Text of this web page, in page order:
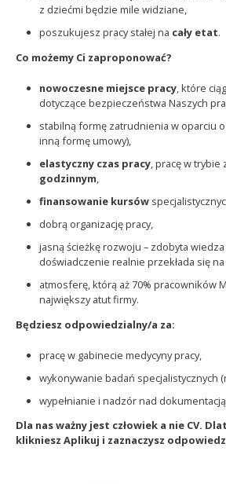
z dziećmi będzie mile widziane,
poszukujesz pracy stałej na cały etat.
Co możemy Ci zaproponować?
nowoczesne miejsce pracy, które
dotyczące bezpieczeństwa Naszych
stabilną formę zatrudnienia w oparciu o
inną formę umowy),
elastyczny czas pracy, pracę w trybie
godzinnym,
finansowanie kursów
dobrą organizację pracy,
jasną ścieżkę rozwoju – zdobyta wiedza
doświadczenie realnie przekłada się
atmosferę, którą aż 70% pracowników
największy atut firmy.
Będziesz odpowiedzialny/a za:
pracę w gabinecie medycyny pracy,
wykonywanie badań specjalistycznych
wypełnianie i nadzór nad
Dla nas ważny jest człowiek a nie CV.
klikniesz Aplikuj i zaznaczysz